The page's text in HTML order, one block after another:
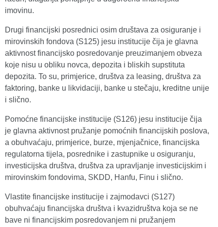
imovinu.
Drugi financijski posrednici osim društava za osiguranje i
mirovinskih fondova (S125) jesu institucije čija je glavna
aktivnost financijsko posredovanje preuzimanjem obveza
koje nisu u obliku novca, depozita i bliskih supstituta
depozita. To su, primjerice, društva za leasing, društva za
faktoring, banke u likvidaciji, banke u stečaju, kreditne unije
i slično.
Pomoćne financijske institucije (S126) jesu institucije čija
je glavna aktivnost pružanje pomoćnih financijskih poslova,
a obuhvaćaju, primjerice, burze, mjenjačnice, financijska
regulatorna tijela, posrednike i zastupnike u osiguranju,
investicijska društva, društva za upravljanje investicijskim i
mirovinskim fondovima, SKDD, Hanfu, Finu i slično.
Vlastite financijske institucije i zajmodavci (S127)
obuhvaćaju financijska društva i kvazidruštva koja se ne
bave ni financijskim posredovanjem ni pružanjem